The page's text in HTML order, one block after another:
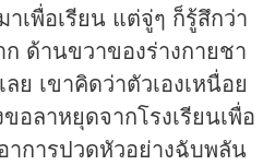
เพื่อเรียน แต่จู่ๆ ก็รู้สึกว่า
ด้านขวาของร่างกายชา
ย เขาคิดว่าตัวเองเหนื่อย
อลาหยุดจากโรงเรียนเพื่อ
การปวดหัวอย่างฉับพลัน